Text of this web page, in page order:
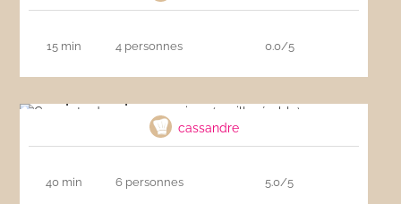
15 min 4 personnes 0.0/5
cassandre
40 min 6 personnes 5.0/5